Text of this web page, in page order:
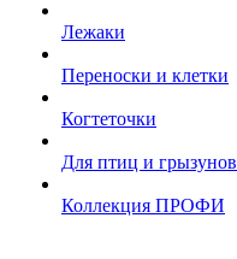
Лежаки
Переноски и клетки
Когтеточки
Для птиц и грызунов
Коллекция ПРОФИ